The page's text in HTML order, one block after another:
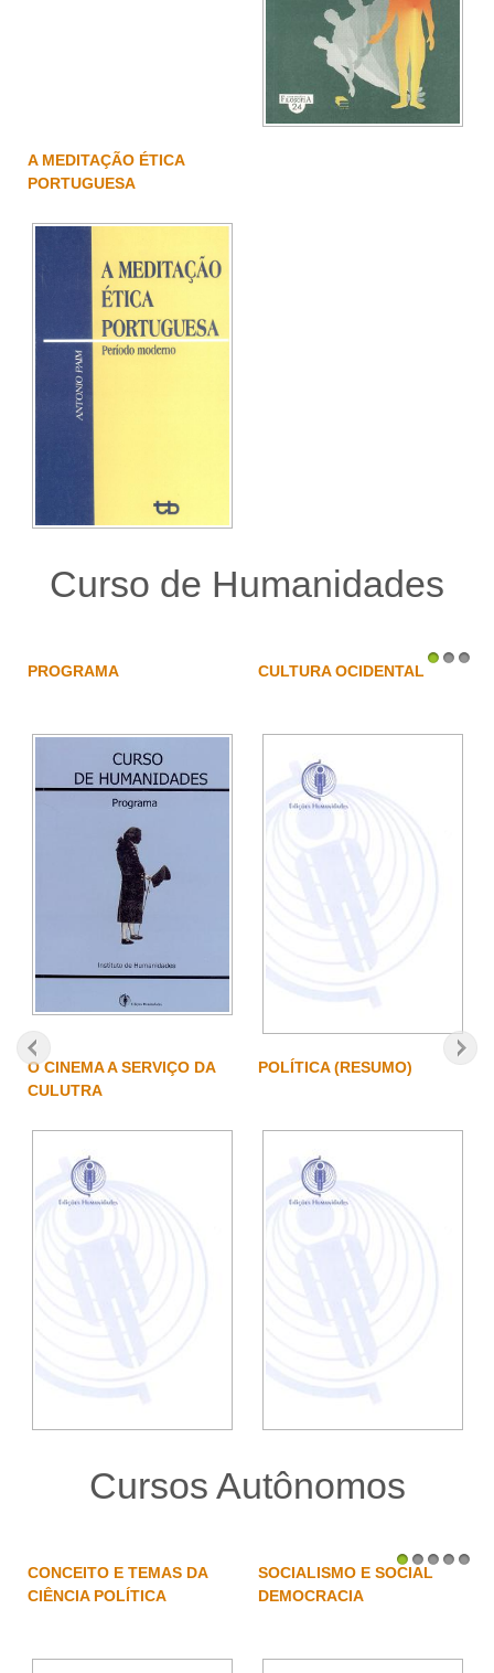
A MEDITAÇÃO ÉTICA
PORTUGUESA
Curso de Humanidades
PROGRAMA CULTURA OCIDENTAL
O CINEMA A SERVIÇO DA
CULUTRA
POLÍTICA (RESUMO)
Cursos Autônomos
1 2 3
CONCEITO E TEMAS DA
CIÊNCIA POLÍTICA
SOCIALISMO E SOCIAL
DEMOCRACIA